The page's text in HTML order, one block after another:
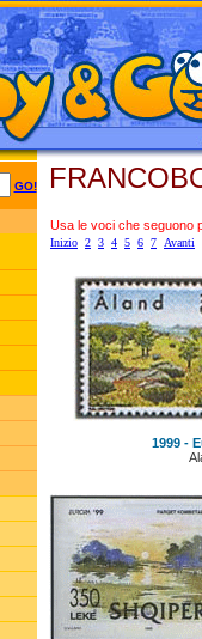
GO!
Usa le voci che seguono
Inizio 2 3 4 5 6 7 Avanti
1999 -